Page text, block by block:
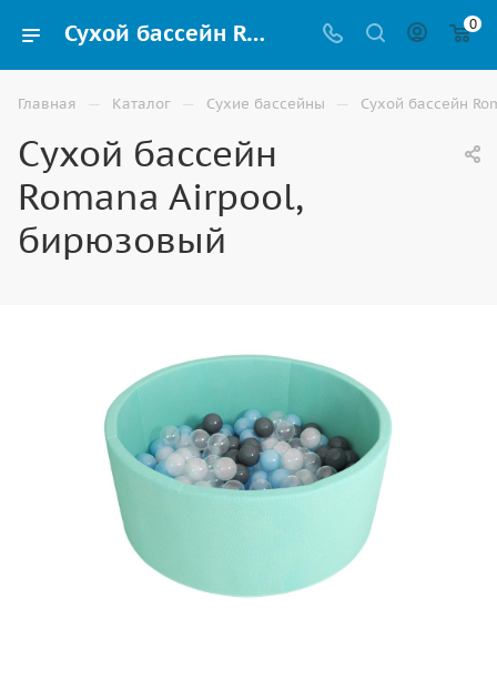
Сухой бассейн Romana Airpool, бирюзовый купить в Элисте 0
Главная — Каталог — Сухие бассейны — Сухой бассейн
Сухой бассейн
Romana Airpool,
бирюзовый